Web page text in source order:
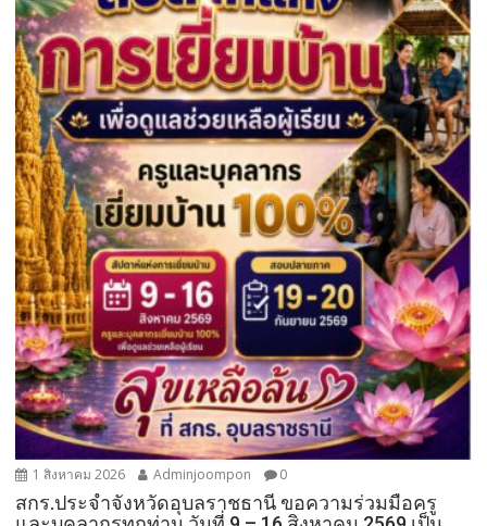
1 สิงหาคม 2026 Adminjoompon 0
สกร.ประจำจังหวัดอุบลราชธานี ขอความร่วมมือครู